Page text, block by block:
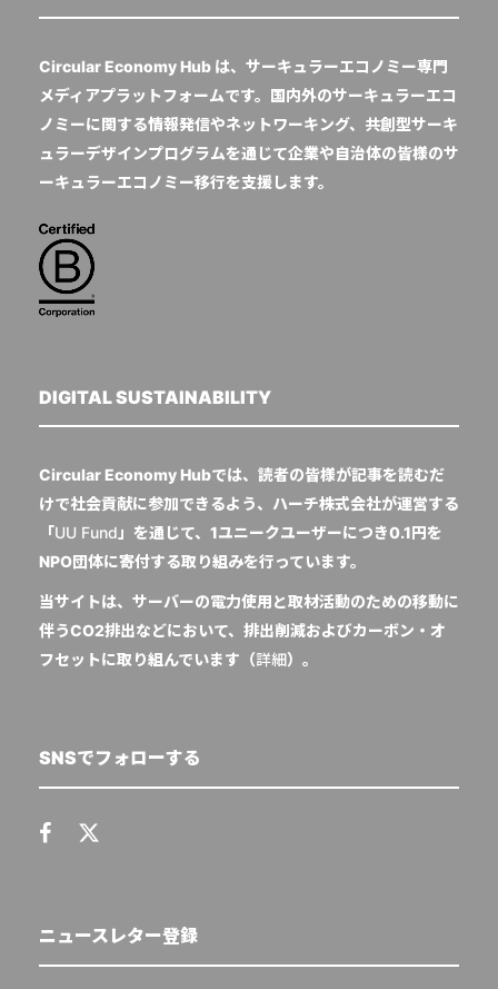
Circular Economy Hub は、サーキュラーエコノミー専門
メディアプラットフォームです。国内外のサーキュラーエコ
ノミーに関する情報発信やネットワーキング、共創型サーキ
ュラーデザインプログラムを通じて企業や自治体の皆様のサ
ーキュラーエコノミー移行を支援します。
DIGITAL SUSTAINABILITY
Circular Economy Hubでは、読者の皆様が記事を読むだ
けで社会貢献に参加できるよう、ハーチ株式会社が運営する
「UU Fund 」を通じて、1ユニークユーザーにつき0.1円を
NPO団体に寄付する取り組みを行っています。
当サイトは、サーバーの電力使用と取材活動のための移動に
伴うCO2排出などにおいて、排出削減およびカーボン・オ
フセットに取り組んでいます（詳細）。
SNSでフォローする
ニュースレター登録